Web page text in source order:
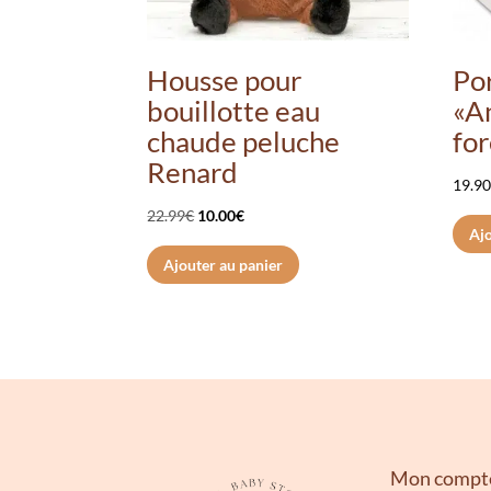
Housse pour
bouillotte eau
chaude peluche
Renard
22.99€ Le
prix
initial
10.00€Le
prix
actuel
Ajouter au panier
19.90
Mon